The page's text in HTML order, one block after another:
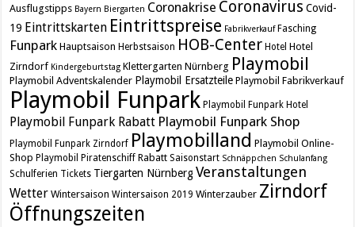
Ausflugstipps Bayern Biergarten Coronakrise Coronavirus Covid-
19 Eintrittskarten Eintrittspreise Fabrikverkauf Fasching
Funpark Hauptsaison Herbstsaison HOB-Center Hotel Hotel
Zirndorf Kindergeburtstag Klettergarten Nürnberg Playmobil
Playmobil Adventskalender Playmobil Ersatzteile Playmobil Fabrikverkauf
Playmobil Funpark Playmobil Funpark Hotel
Playmobil Funpark Rabatt Playmobil Funpark Shop
Playmobil Funpark Zirndorf Playmobilland Playmobil Online-
Shop Playmobil Piratenschiff Rabatt Saisonstart Schnäppchen Schulanfang
Schulferien Tickets Tiergarten Nürnberg Veranstaltungen
Wetter Wintersaison Wintersaison 2019 Winterzauber Zirndorf
Öffnungszeiten